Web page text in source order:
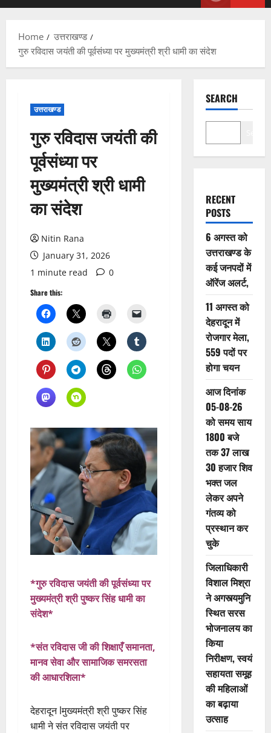
Home
उत्तराखण्ड
गुरु रविदास जयंती की पूर्वसंध्या पर मुख्यमंत्री श्री धामी का संदेश
उत्तराखण्ड
गुरु रविदास जयंती की
पूर्वसंध्या पर
मुख्यमंत्री श्री धामी
का संदेश
Nitin Rana
January 31, 2026
1 minute read
0
Share this:
*गुरु रविदास जयंती की पूर्वसंध्या पर
मुख्यमंत्री श्री पुष्कर सिंह धामी का
संदेश*
*संत रविदास जी की शिक्षाएँ समानता,
मानव सेवा और सामाजिक समरसता
की आधारशिला*
देहरादून lमुख्यमंत्री श्री पुष्कर सिंह
धामी ने संत रविदास जयंती पर
SEARCH
RECENT
POSTS
6 अगस्त को
उत्तराखण्ड के
कई जनपदों में
ऑरेंज अलर्ट,
11 अगस्त को
देहरादून में
रोजगार मेला,
559 पदों पर
होगा चयन
आज दिनांक
05-08-26
को समय साय
1800 बजे
तक 37 लाख
30 हजार शिव
भक्त जल
लेकर अपने
गंतव्य को
प्रस्थान कर
चुके
जिलाधिकारी
विशाल मिश्रा
ने अगस्त्यमुनि
स्थित सरस
भोजनालय का
किया
निरीक्षण, स्वयं
सहायता समूह
की महिलाओं
का बढ़ाया
उत्साह